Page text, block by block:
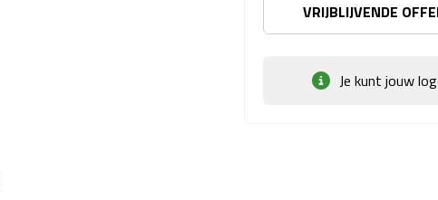
VRIJBLIJVENDE
Je kunt jouw